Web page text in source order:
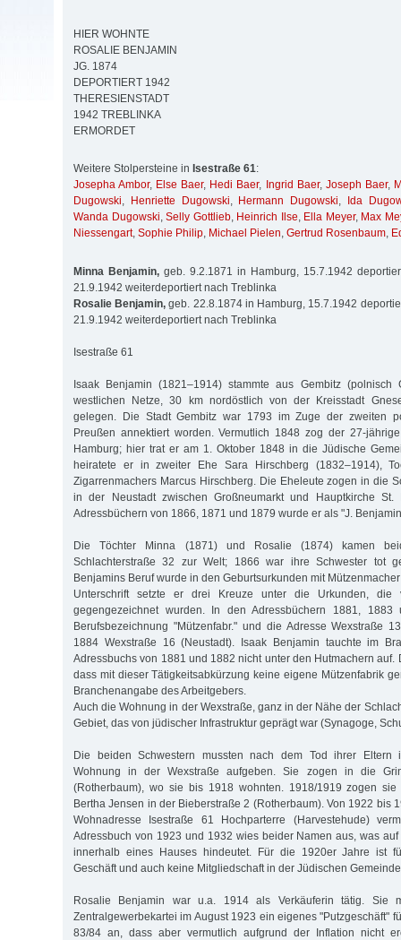
HIER WOHNTE
ROSALIE BENJAMIN
JG. 1874
DEPORTIERT 1942
THERESIENSTADT
1942 TREBLINKA
ERMORDET
Weitere Stolpersteine in Isestraße 61:
Josepha Ambor, Else Baer, Hedi Baer, Ingrid Baer, Joseph Baer,
Dugowski, Henriette Dugowski, Hermann Dugowski,
Ida
Wanda Dugowski, Selly Gottlieb, Heinrich Ilse, Ella Meyer, Max
Niessengart, Sophie Philip, Michael Pielen, Gertrud Rosenbaum,
Minna Benjamin, geb. 9.2.1871 in Hamburg, 15.7.1942
21.9.1942 weiterdeportiert nach Treblinka
Rosalie Benjamin, geb. 22.8.1874 in Hamburg, 15.7.1942
21.9.1942 weiterdeportiert nach Treblinka
Isestraße 61
Isaak Benjamin (1821–1914) stammte aus Gembitz (polnisch
westlichen Netze, 30 km nordöstlich von der Kreisstadt
gelegen. Die Stadt Gembitz war 1793 im Zuge der zweiten
Preußen annektiert worden. Vermutlich 1848 zog der 27-
Hamburg; hier trat er am 1. Oktober 1848 in die Jüdische
heiratete er in zweiter Ehe Sara Hirschberg (1832–1914),
Zigarrenmachers Marcus Hirschberg. Die Eheleute zogen in die
in der Neustadt zwischen Großneumarkt und Hauptkirche
Adressbüchern von 1866, 1871 und 1879 wurde er als "J.
Die Töchter Minna (1871) und Rosalie (1874) kamen
Schlachterstraße 32 zur Welt; 1866 war ihre Schwester tot
Benjamins Beruf wurde in den Geburtsurkunden mit
Unterschrift setzte er drei Kreuze unter die Urkunden, die
gegengezeichnet wurden. In den Adressbüchern 1881,
Berufsbezeichnung "Mützenfabr." und die Adresse Wexstraße
1884 Wexstraße 16 (Neustadt). Isaak Benjamin tauchte im
Adressbuchs von 1881 und 1882 nicht unter den Hutmachern auf.
dass mit dieser Tätigkeitsabkürzung keine eigene Mützenfabrik
Branchenangabe des Arbeitgebers.
Auch die Wohnung in der Wexstraße, ganz in der Nähe der
Gebiet, das von jüdischer Infrastruktur geprägt war (Synagoge,
Die beiden Schwestern mussten nach dem Tod ihrer Eltern
Wohnung in der Wexstraße aufgeben. Sie zogen in die
(Rotherbaum), wo sie bis 1918 wohnten. 1918/1919 zogen
Bertha Jensen in der Bieberstraße 2 (Rotherbaum). Von 1922 bis
Wohnadresse Isestraße 61 Hochparterre (Harvestehude)
Adressbuch von 1923 und 1932 wies beider Namen aus, was
innerhalb eines Hauses hindeutet. Für die 1920er Jahre ist
Geschäft und auch keine Mitgliedschaft in der Jüdischen
Rosalie Benjamin war u.a. 1914 als Verkäuferin tätig. Sie
Zentralgewerbekartei im August 1923 ein eigenes "Putzgeschäft"
83/84 an, dass aber vermutlich aufgrund der Inflation nicht